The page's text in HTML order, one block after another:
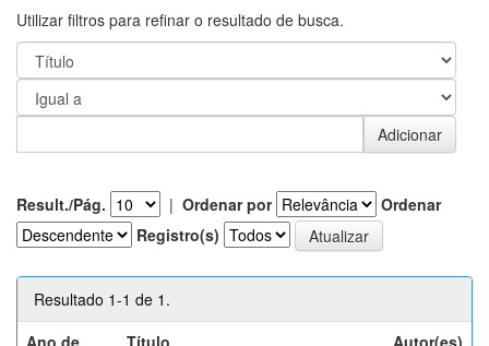
Utilizar filtros para refinar o resultado de busca.
Result./Pág. | Ordenar por
Ordenar
Registro(s)
Resultado 1-1 de 1.
Ano de
Título Autor(es)